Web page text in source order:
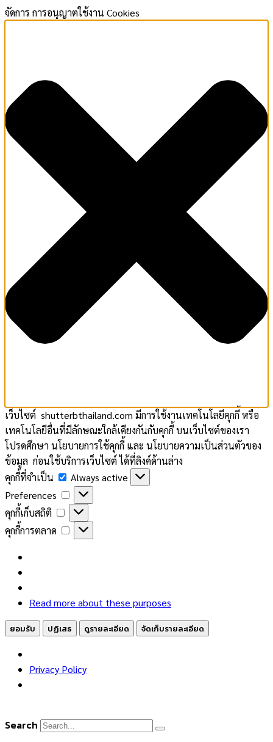
จัดการ การอนุญาตใช้งาน Cookies
เว็บไซต์ shutterbthailand.com มีการใช้งานเทคโนโลยีคุกกี้ หรือ
เทคโนโลยีอื่นที่มีลักษณะใกล้เคียงกันกับคุกกี้ บนเว็บไซต์ของเรา
โปรดศึกษา นโยบายการใช้คุกกี้ และ นโยบายความเป็นส่วนตัวของ
ข้อมูล ก่อนใช้บริการเว็บไซต์ ได้ที่ลิงค์ด้านล่าง
คุกกี้ที่จำเป็น
คุกกี้
ที่
จำเป็น
Always active
Preferences
Preferences
คุกกี้เก็บสถิติ
คุกกี้
เก็บ
สถิติ
คุกกี้การตลาด
คุกกี้
การ
Read more about these purposes
ยอมรับ ปฏิเสธ ดูรายละเอียด จัดเก็บรายละเอียด
Privacy Policy
to
Search